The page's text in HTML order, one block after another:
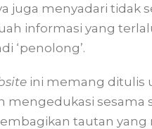
juga menyadari
informasi yang
‘penolong’.
ini memang ditulis
mengedukasi sesama
tautan